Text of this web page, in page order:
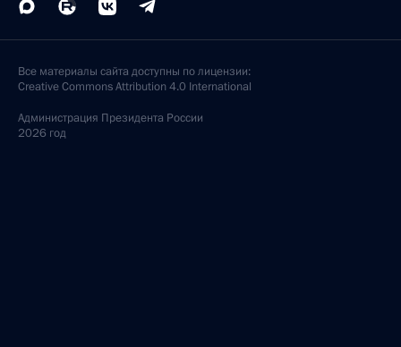
Все материалы сайта доступны по лицензии:
Creative Commons Attribution 4.0 International
Администрация Президента России
2026 год